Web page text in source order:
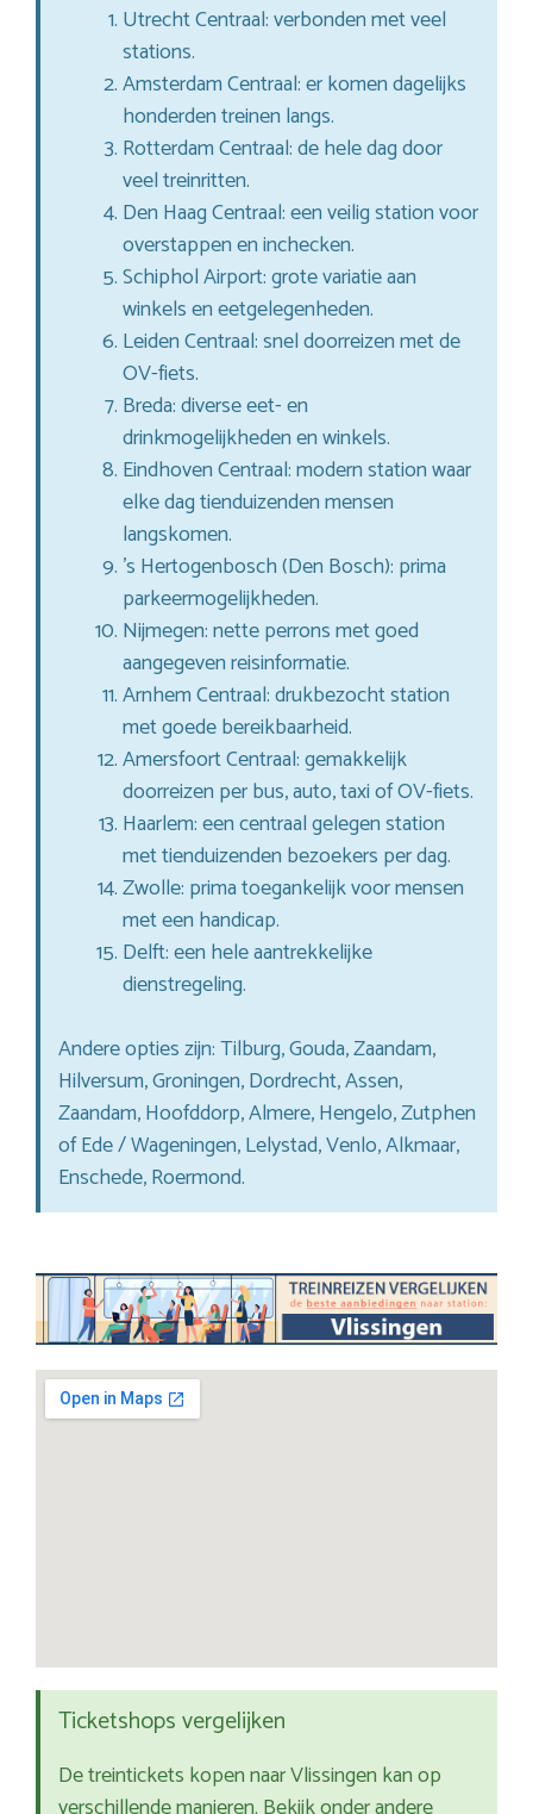
Utrecht Centraal: verbonden met veel
stations.
Amsterdam Centraal: er komen dagelijks
honderden treinen langs.
Rotterdam Centraal: de hele dag door
veel treinritten.
Den Haag Centraal: een veilig station voor
overstappen en inchecken.
Schiphol Airport: grote variatie aan
winkels en eetgelegenheden.
Leiden Centraal: snel doorreizen met de
OV-fiets.
Breda: diverse eet- en
drinkmogelijkheden en winkels.
Eindhoven Centraal: modern station waar
elke dag tienduizenden mensen
langskomen.
’s Hertogenbosch (Den Bosch): prima
parkeermogelijkheden.
Nijmegen: nette perrons met goed
aangegeven reisinformatie.
Arnhem Centraal: drukbezocht station
met goede bereikbaarheid.
Amersfoort Centraal: gemakkelijk
doorreizen per bus, auto, taxi of OV-fiets.
Haarlem: een centraal gelegen station
met tienduizenden bezoekers per dag.
Zwolle: prima toegankelijk voor mensen
met een handicap.
Delft: een hele aantrekkelijke
dienstregeling.
Andere opties zijn: Tilburg, Gouda, Zaandam,
Hilversum, Groningen, Dordrecht, Assen,
Zaandam, Hoofddorp, Almere, Hengelo, Zutphen
of Ede / Wageningen, Lelystad, Venlo, Alkmaar,
Enschede, Roermond.
Ticketshops vergelijken
De treintickets kopen naar Vlissingen kan op